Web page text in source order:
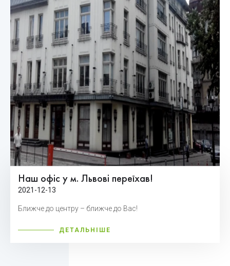
Наш офіс у м. Львові переїхав!
2021-12-13
Ближче до центру – ближче до Вас!
ДЕТАЛЬНІШЕ